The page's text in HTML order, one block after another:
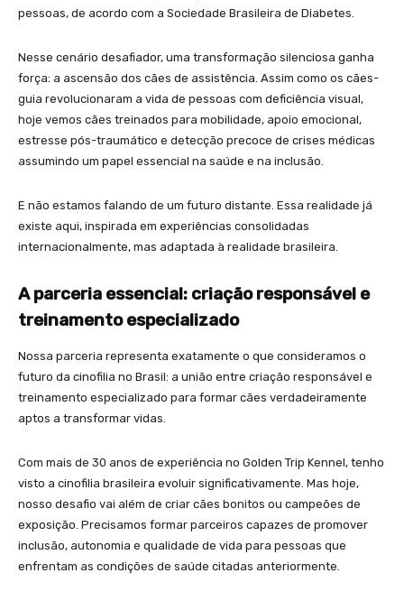
pessoas, de acordo com a Sociedade Brasileira de Diabetes.
Nesse cenário desafiador, uma transformação silenciosa ganha
força: a ascensão dos cães de assistência. Assim como os cães-
guia revolucionaram a vida de pessoas com deficiência visual,
hoje vemos cães treinados para mobilidade, apoio emocional,
estresse pós-traumático e detecção precoce de crises médicas
assumindo um papel essencial na saúde e na inclusão.
E não estamos falando de um futuro distante. Essa realidade já
existe aqui, inspirada em experiências consolidadas
internacionalmente, mas adaptada à realidade brasileira.
A parceria essencial: criação responsável e
treinamento especializado
Nossa parceria representa exatamente o que consideramos o
futuro da cinofilia no Brasil: a união entre criação responsável e
treinamento especializado para formar cães verdadeiramente
aptos a transformar vidas.
Com mais de 30 anos de experiência no Golden Trip Kennel, tenho
visto a cinofilia brasileira evoluir significativamente. Mas hoje,
nosso desafio vai além de criar cães bonitos ou campeões de
exposição. Precisamos formar parceiros capazes de promover
inclusão, autonomia e qualidade de vida para pessoas que
enfrentam as condições de saúde citadas anteriormente.